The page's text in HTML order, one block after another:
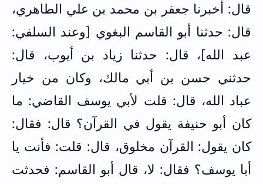
قال: أخبرنا جعفر بن محمد بن علي الطاهري،
قال: حدثنا أبو القاسم البغوي [وعند السلفي:
عبد الله]، قال: حدثنا زياد بن أيوب، قال:
حدثني حسن بن أبي مالك، وكان من خيار
عباد الله، قال: قلت لأبي يوسف القاضي: ما
كان أبو حنيفة يقول في القرآن؟ قال: فقال:
كان يقول: القرآن مخلوق، قال: قلت: فأنت يا
أبا يوسف؟ فقال: لا، قال أبو القاسم: فحدثت